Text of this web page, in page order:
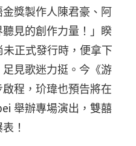
獎製作人陳君豪、阿
見的創作力量！」睽
正式發行時，便拿下
見歌迷力挺。今《游
程，玠瑋也預告將在
舉辦專場演出，雙囍
！